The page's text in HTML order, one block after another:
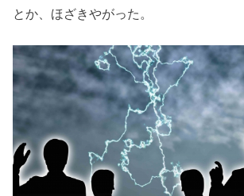
とか、ほざきやがった。